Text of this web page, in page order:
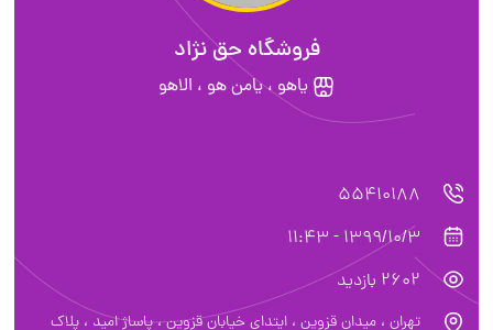
فروشگاه حق نژاد
یاهو ، یامن هو ، الاهو
55410188
1399/10/3 - 11:43
2602 بازدید
تهران ، میدان قزوین ، ایتدای خیابان قزوین ، پاساژ امید ، پلاک